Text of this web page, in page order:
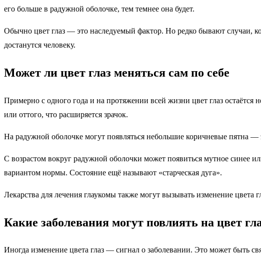
его больше в радужной оболочке, тем темнее она будет.
Обычно цвет глаз — это наследуемый фактор. Но редко бывают случаи,
достанутся человеку.
Может ли цвет глаз меняться сам по себе
Примерно с одного года и на протяжении всей жизни цвет глаз
или оттого, что расширяется зрачок.
На радужной оболочке могут появляться небольшие коричневые пятна
С возрастом вокруг радужной оболочки может появиться мутное синее
вариантом нормы. Состояние ещё называют «старческая дуга».
Лекарства для лечения глаукомы также могут вызывать изменение
Какие заболевания могут повлиять на цвет
Иногда изменение цвета глаз — сигнал о заболевании. Это может быть